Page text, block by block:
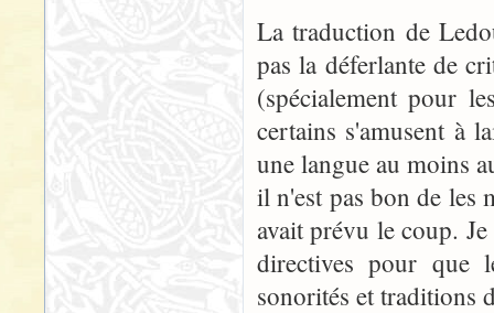
La traduction de
pas la déferlante de
(spécialement pour
certains s'amusent à
une langue au moins
il n'est pas bon de les
avait prévu le coup.
directives pour que
sonorités et traditions